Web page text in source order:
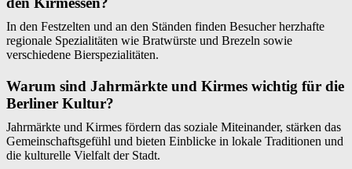
In den Festzelten und an den Ständen finden Besucher herzhafte
regionale Spezialitäten wie Bratwürste und Brezeln sowie
verschiedene Bierspezialitäten.
Warum sind Jahrmärkte und Kirmes wichtig für die
Berliner Kultur?
Jahrmärkte und Kirmes fördern das soziale Miteinander, stärken das
Gemeinschaftsgefühl und bieten Einblicke in lokale Traditionen und
die kulturelle Vielfalt der Stadt.